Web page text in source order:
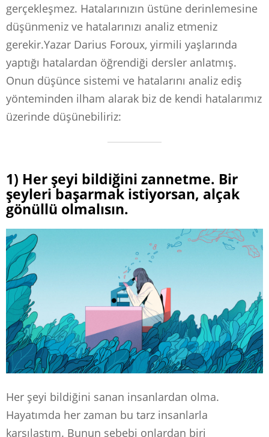
gerçekleşmez. Hatalarınızın üstüne derinlemesine
düşünmeniz ve hatalarınızı analiz etmeniz
gerekir.Yazar Darius Foroux, yirmili yaşlarında
yaptığı hatalardan öğrendiği dersler anlatmış.
Onun düşünce sistemi ve hatalarını analiz ediş
yönteminden ilham alarak biz de kendi hatalarımız
üzerinde düşünebiliriz:
1) Her şeyi bildiğini zannetme. Bir
şeyleri başarmak istiyorsan, alçak
gönüllü olmalısın.
Her şeyi bildiğini sanan insanlardan olma.
Hayatımda her zaman bu tarz insanlarla
karşılaştım. Bunun sebebi onlardan biri